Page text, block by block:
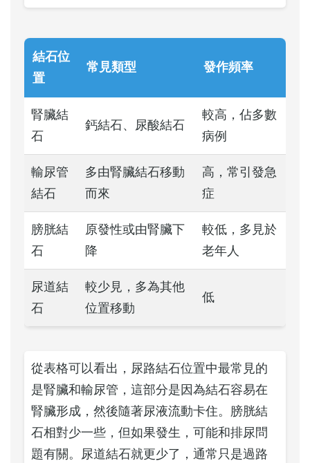
結石位
置
常見類型 發作頻率
腎臟結
石
鈣結石、尿酸結石
較高，佔多數
病例
輸尿管
結石
多由腎臟結石移動
而來
高，常引發急
症
膀胱結
石
原發性或由腎臟下
降
較低，多見於
老年人
尿道結
石
較少見，多為其他
位置移動
低
從表格可以看出，尿路結石位置中最常見的
是腎臟和輸尿管，這部分是因為結石容易在
腎臟形成，然後隨著尿液流動卡住。膀胱結
石相對少一些，但如果發生，可能和排尿問
題有關。尿道結石就更少了，通常只是過路